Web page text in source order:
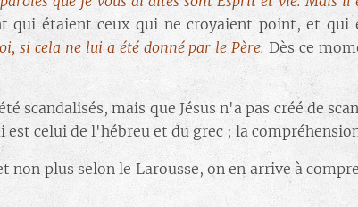
qui étaient ceux qui ne croyaient point, et
si cela ne lui a été donné par le Père. Dès ce
mais que Jésus n'a pas créé de
celui de l'hébreu et du grec ; la
plus selon le Larousse, on en arrive à